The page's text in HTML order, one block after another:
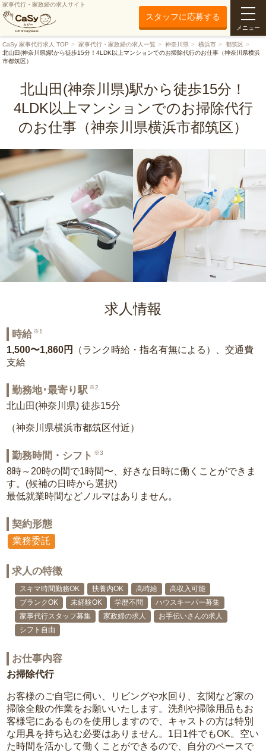
家事代行・家政婦の求人サイト
スタッフに応募する
メニュー
CaSy 家事代行求人 TOP 家事代行・家政婦の求人一覧 神奈川県 横浜市
都筑区
北山田(神奈川県)駅から徒歩15分！4LDK以上マンションでのお掃除代行のお仕事（神奈川県横浜
市都筑区）
北山田(神奈川県)駅から徒歩15分！
4LDK以上マンションでのお掃除代行
のお仕事（神奈川県横浜市都筑区）
求人情報
時給 ※1
1,500〜1,860円
（ランク時給・指名有無による）、交通費
支給
勤務地･最寄り駅 ※2
北山田(神奈川県) 徒歩15分
（神奈川県横浜市都筑区付近）
勤務時間・シフト ※3
8時～20時の間で1時間〜、好きな日時に働くことができま
す。(候補の日時から選択)
最低就業時間などノルマはありません。
契約形態
業務委託
求人の特徴
スキマ時間勤務OK 扶養内OK 高時給
高収入可能
ブランクOK
未経験OK 学歴不問
ハウスキーパー募集
家事代行スタッフ募集
家政婦の求人
お手伝いさんの求人
シフト自由
お仕事内容
お掃除代行
お客様のご自宅に伺い、リビングや水回り、玄関など家の
掃除全般の作業をお願いいたします。洗剤や掃除用品もお
客様宅にあるものを使用しますので、キャストの方は特別
な用具を持ち込む必要はありません。1日1件でもOK。空い
た時間を活かして働くことができるので、自分のペースで